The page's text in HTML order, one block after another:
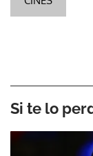
Si te lo